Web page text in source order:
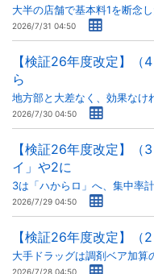
大半の店舗で基本料1を断念
2026/7/31 04:50
【検証26年度改定】
ら
地方部と大差なく、効果なけ
2026/7/30 04:50
【検証26年度改定】（
イ」や2に
3は「ハからロ」へ、集中率
2026/7/29 04:50
【検証26年度改定】
大手ドラッグは調剤ベア加算
2026/7/28 04:50